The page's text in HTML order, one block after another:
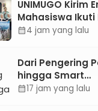
Oktober 2026
UNIMUGO Kirim
Mahasiswa Ikuti
Internasional
calendar_month4 jam yang lalu
Dari Pengering
hingga Smart
Parking:
calendar_month17 jam yang lalu